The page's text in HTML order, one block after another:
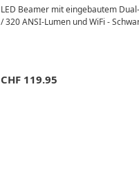
LED Beamer mit eingebautem
/ 320 ANSI-Lumen und WiFi -
CHF 119.95